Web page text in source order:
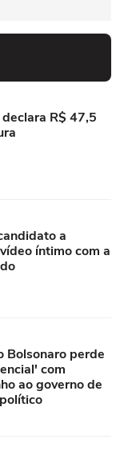
R$ 47,5
a
íntimo com a
Bolsonaro perde
com
ao governo de